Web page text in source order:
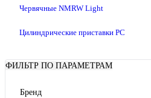
Червячные NMRW Light
Цилиндрические приставки PC
ФИЛЬТР ПО ПАРАМЕТРАМ
Бренд